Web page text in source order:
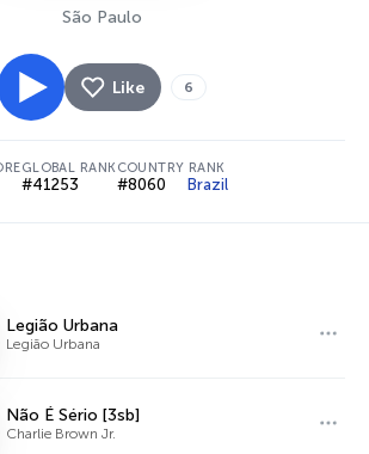
São Paulo
Like 6
GLOBAL RANK
#41253
COUNTRY RANK
#8060 Brazil
Legião Urbana
Legião Urbana
Não É Sério [3sb]
Charlie Brown Jr.